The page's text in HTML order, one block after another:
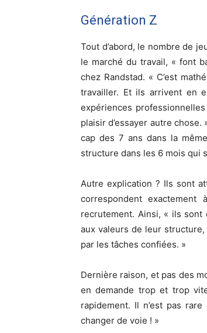
Génération Z
Tout d’abord, le nombre de
le marché du travail, « font
chez Randstad. « C’est
travailler. Et ils arrivent en
expériences
plaisir d’essayer autre
cap des 7 ans dans la
structure dans les 6 mois qui
Autre explication ? Ils sont
correspondent
recrutement. Ainsi, « ils sont
aux valeurs de leur
par les tâches confiées. »
Dernière raison, et pas des
en demande trop et trop
rapidement. Il n’est pas
changer de voie ! »